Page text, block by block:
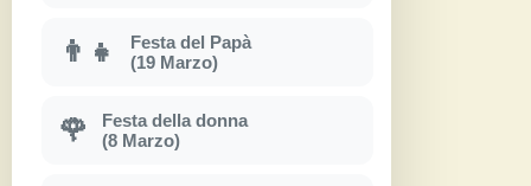
👨‍👧
Festa del Papà
(19 Marzo)
🌹
Festa della donna
(8 Marzo)